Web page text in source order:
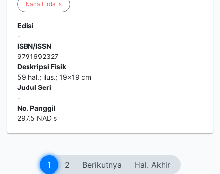
Nada Firdaus
Edisi
-
ISBN/ISSN
9791692327
Deskripsi Fisik
59 hal.; ilus.; 19x19 cm
Judul Seri
-
No. Panggil
297.5 NAD s
1 2 Berikutnya Hal. Akhir